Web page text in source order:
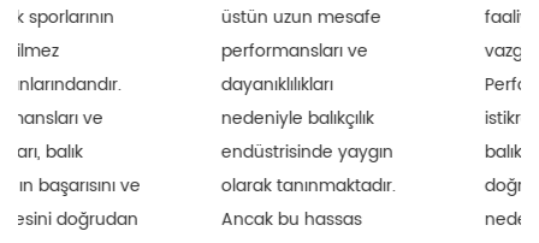
üstün uzun mesafe
dayanıklılıkları
nedeniyle balıkçılık
endüstrisinde yaygın
olarak tanınmaktadır.
Ancak bu hassas
faaliyetlerinin
vazgeçilmez araçlarıdır.
istikrarı ve dayanıklılığı
balıkçılığın başarısını
doğrudan etkiler. Bu
nedenle, oltaların bi...